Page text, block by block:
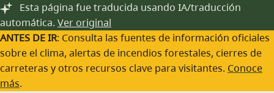
Saltar al contenido principal
Esta página fue traducida usando IA/traducción
automática. Ver original
ANTES DE IR: Consulta las fuentes de información oficiales
sobre el clima, alertas de incendios forestales, cierres de
carreteras y otros recursos clave para visitantes. Conoce
más.